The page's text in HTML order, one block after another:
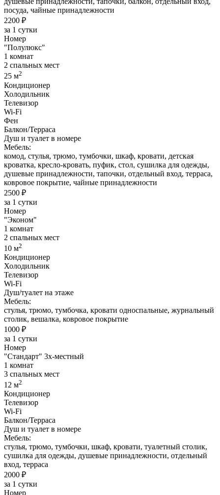
посуда, чайные принадлежности
2200 ₽
за 1 сутки
Номер
"Полулюкс"
1 комнат
2 спальных мест
25 м2
Кондиционер
Холодильник
Телевизор
Wi-Fi
Фен
Балкон/Терраса
Душ и туалет в номере
Мебель:
комод, стулья, трюмо, тумбочки, шкаф, кровати, детская
кроватка, кресло-кровать, пуфик, стол, сушилка для одежды,
душевые принадлежности, тапочки, отдельный вход, терраса,
ковровое покрытие, чайные принадлежности
2500 ₽
за 1 сутки
Номер
"Эконом"
1 комнат
2 спальных мест
10 м2
Кондиционер
Холодильник
Телевизор
Wi-Fi
Душ/туалет на этаже
Мебель:
стулья, трюмо, тумбочка, кровати односпальные, журнальный
столик, вешалка, ковровое покрытие
1000 ₽
за 1 сутки
Номер
"Стандарт" 3х-местный
1 комнат
3 спальных мест
12 м2
Кондиционер
Телевизор
Wi-Fi
Балкон/Терраса
Душ и туалет в номере
Мебель:
стулья, трюмо, тумбочки, шкаф, кровати, туалетный столик,
сушилка для одежды, душевые принадлежности, отдельный
вход, терраса
2000 ₽
за 1 сутки
Номер